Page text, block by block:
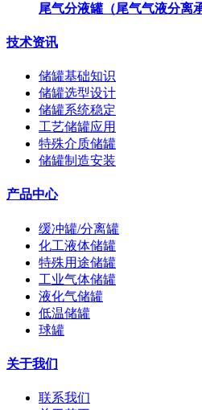
尾气分液罐（尾气气液分离
技术资讯
储罐基础知识
储罐选型设计
储罐系统稳定
工艺储罐应用
特殊介质储罐
储罐制造安装
产品中心
缓冲罐/分离罐
化工液体储罐
特殊用途储罐
工业气体储罐
液化气储罐
低温储罐
球罐
关于我们
联系我们